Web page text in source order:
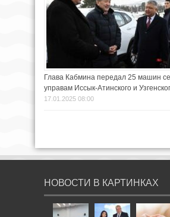
Глава Кабмина передал 25 машин
управам Иссык-Атинского и
17.01.2025 08:00
НОВОСТИ В КАРТИНКАХ